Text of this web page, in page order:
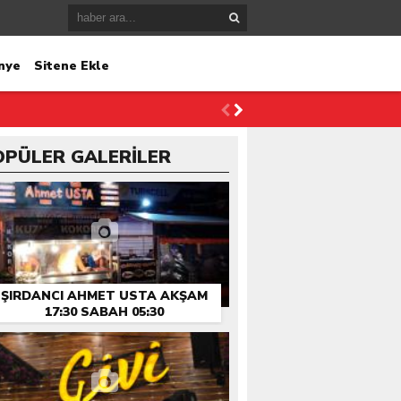
Sitene Ekle
GALERİLER
ŞIRDANCI AHMET USTA AKŞAM
17:30 SABAH 05:30
HIZMETINIZDE…